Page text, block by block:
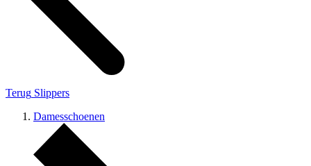
Terug Slippers
Damesschoenen